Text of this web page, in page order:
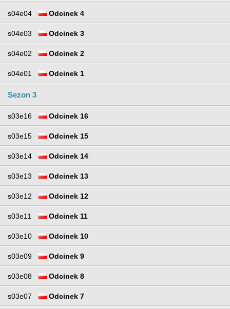
s04e04 Odcinek 4
s04e03 Odcinek 3
s04e02 Odcinek 2
s04e01 Odcinek 1
Sezon 3
s03e16 Odcinek 16
s03e15 Odcinek 15
s03e14 Odcinek 14
s03e13 Odcinek 13
s03e12 Odcinek 12
s03e11 Odcinek 11
s03e10 Odcinek 10
s03e09 Odcinek 9
s03e08 Odcinek 8
s03e07 Odcinek 7